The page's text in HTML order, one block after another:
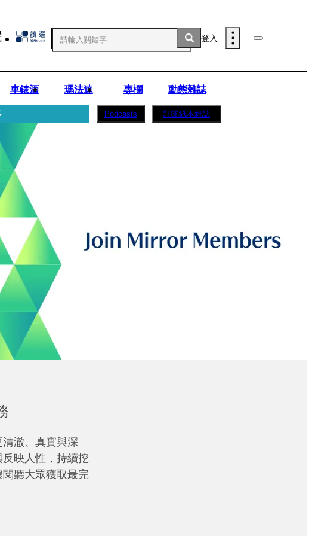
登入
車錶酒 瑪法達 專欄
動態雜誌
Podcasts 訂閱紙本雜誌
澈、真實與深
映人性，持續挖
聽大眾獲取最完